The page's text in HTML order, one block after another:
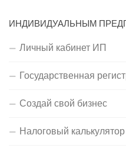
ИНДИВИДУАЛЬНЫМ
Личный кабинет ИП
Государственная
Создай свой бизнес
Налоговый